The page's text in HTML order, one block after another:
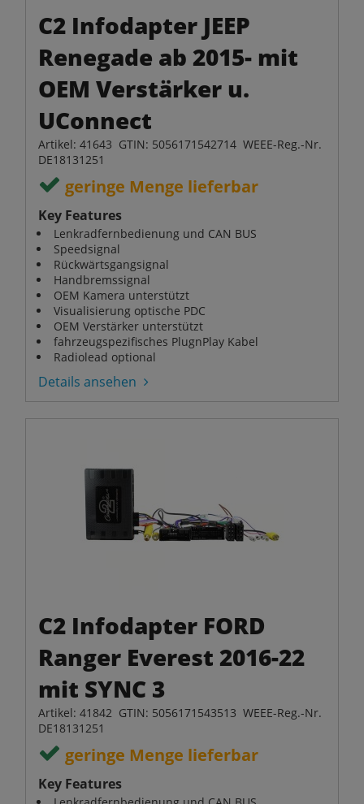
C2 Infodapter JEEP
Renegade ab 2015- mit
OEM Verstärker u.
UConnect
Artikel: 41643 GTIN: 5056171542714 WEEE-Reg.-Nr.
DE18131251
geringe Menge lieferbar
Key Features
Lenkradfernbedienung und CAN BUS
Speedsignal
Rückwärtsgangsignal
Handbremssignal
OEM Kamera unterstützt
Visualisierung optische PDC
OEM Verstärker unterstützt
fahrzeugspezifisches PlugnPlay Kabel
Radiolead optional
Details ansehen
C2 Infodapter FORD
Ranger Everest 2016-22
mit SYNC 3
Artikel: 41842 GTIN: 5056171543513 WEEE-Reg.-Nr.
DE18131251
geringe Menge lieferbar
Key Features